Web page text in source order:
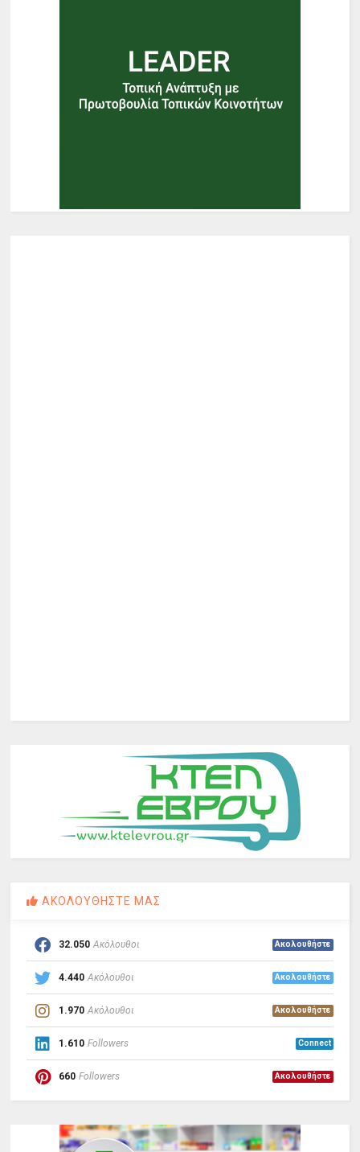
ΑΚΟΛΟΥΘΗΣΤΕ ΜΑΣ
32.050 Ακόλουθοι Ακολουθήστε
4.440 Ακόλουθοι Ακολουθήστε
1.970 Ακόλουθοι Ακολουθήστε
1.610 Followers Connect
660 Followers Ακολουθήστε